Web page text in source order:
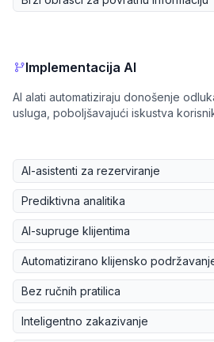
Implementacija AI
AI alati automatiziraju donošenje
usluga, poboljšavajući iskustva
AI-asistenti za rezerviranje
Prediktivna analitika
AI-supruge klijentima
Automatizirano klijensko
Bez ručnih pratilica
Inteligentno zakazivanje